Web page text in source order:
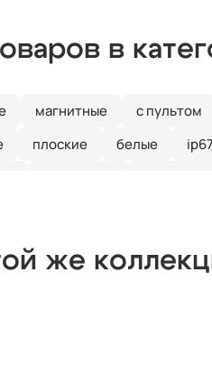
в
магнитные с пультом
плоские белые ip67
же